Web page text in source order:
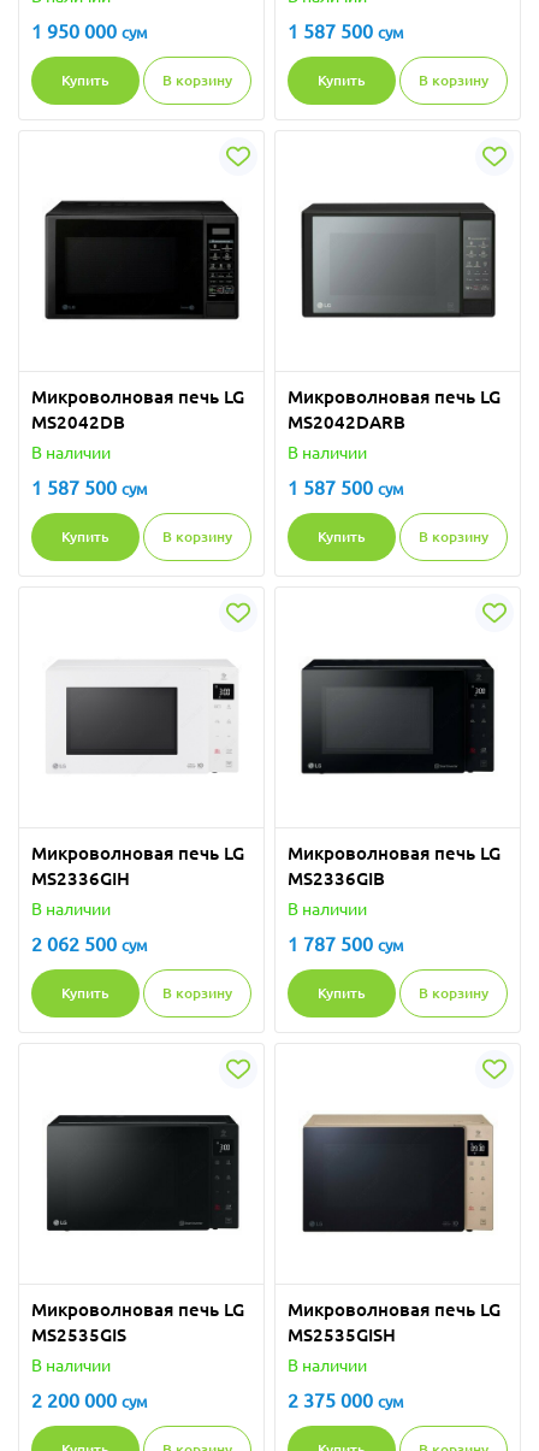
1 950 000 сум
Купить В корзину
1 587 500 сум
Купить В корзину
Микроволновая печь LG
MS2042DB
В наличии
1 587 500 сум
Купить В корзину
Микроволновая печь LG
MS2042DARB
В наличии
1 587 500 сум
Купить В корзину
Микроволновая печь LG
MS2336GIH
В наличии
2 062 500 сум
Купить В корзину
Микроволновая печь LG
MS2336GIB
В наличии
1 787 500 сум
Купить В корзину
Микроволновая печь LG
MS2535GIS
В наличии
2 200 000 сум
Микроволновая печь LG
MS2535GISH
В наличии
2 375 000 сум